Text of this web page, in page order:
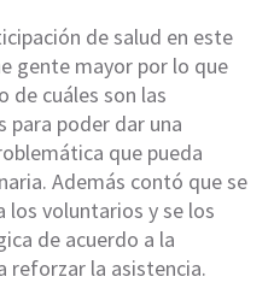
de salud en este
gente mayor por lo que
de cuáles son las
para poder dar una
que pueda
Además contó que se
los voluntarios y se los
de acuerdo a la
reforzar la asistencia.